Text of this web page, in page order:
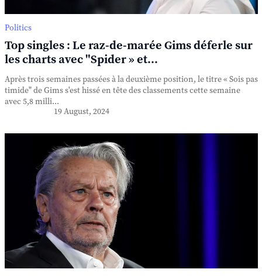
Politics
Top singles : Le raz-de-marée Gims déferle sur
les charts avec "Spider » et...
Après trois semaines passées à la deuxième position, le titre « Sois pas
timide" de Gims s'est hissé en tête des classements cette semaine
avec 5,8 milli...
19 August, 2024